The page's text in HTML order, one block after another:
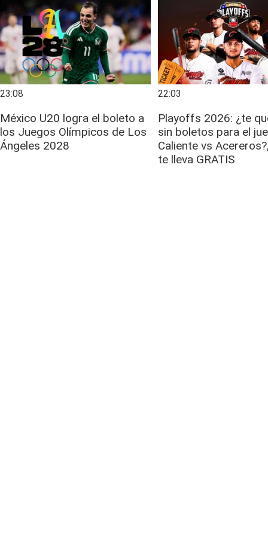
23:08
México U20 logra el boleto a
los Juegos Olímpicos de Los
Ángeles 2028
22:03
Playoffs 2026: ¿te
sin boletos para el
Caliente vs
te lleva GRATIS